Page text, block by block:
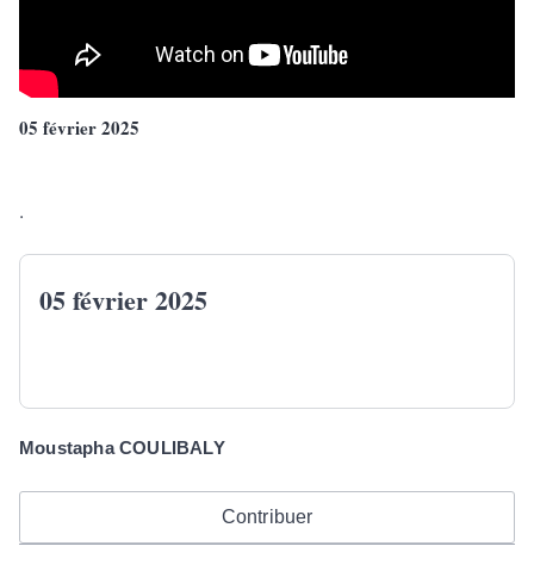
05 février 2025
.
05 février 2025
Moustapha COULIBALY
Contribuer